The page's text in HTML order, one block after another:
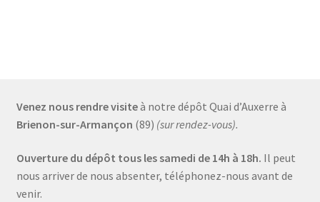
Venez nous rendre visiteà notre dépôt Quai d’Auxerre à
Brienon-sur-Armançon (89) (sur rendez-vous).
Ouverture du dépôt tous les samedi de 14h à 18h. Il peut
nous arriver de nous absenter, téléphonez-nous avant de
venir.